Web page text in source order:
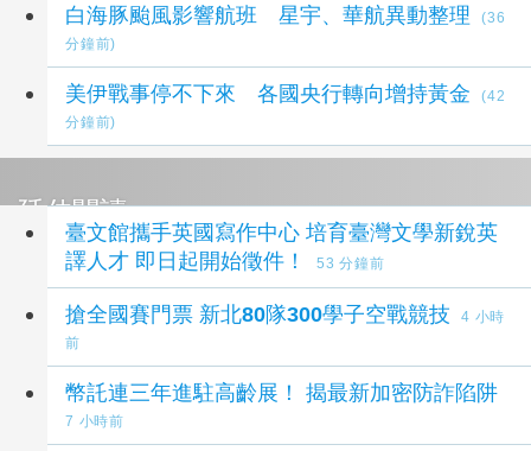
白海豚颱風影響航班 星宇、華航異動整理
(36
分鐘前)
美伊戰事停不下來 各國央行轉向增持黃金
(42
分鐘前)
延伸閱讀
臺文館攜手英國寫作中心 培育臺灣文學新銳英
譯人才 即日起開始徵件！
53 分鐘前
搶全國賽門票 新北80隊300學子空戰競技
4 小時
前
幣託連三年進駐高齡展！ 揭最新加密防詐陷阱
7 小時前